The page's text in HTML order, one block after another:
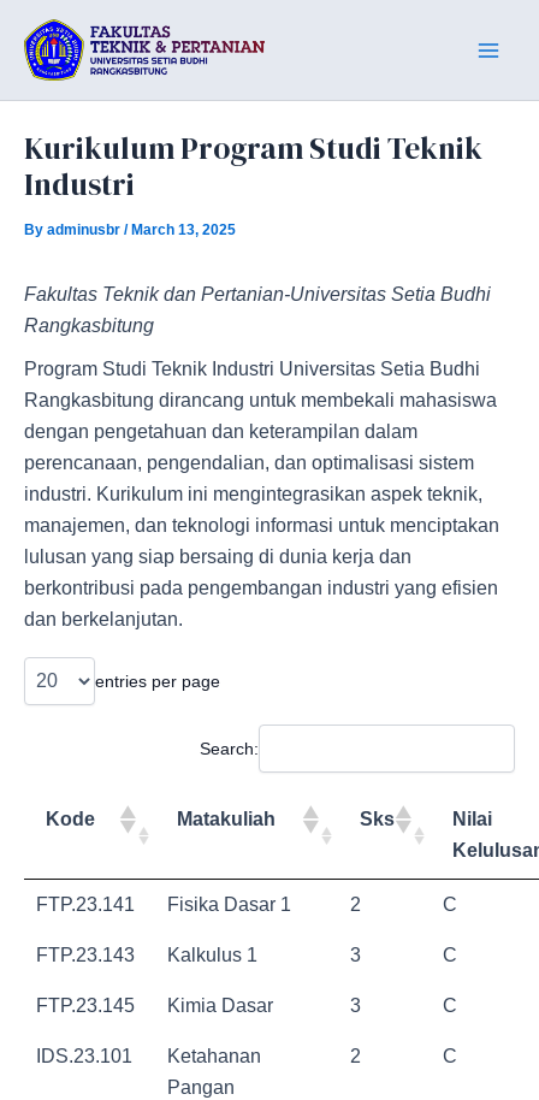
content
Kurikulum Program Studi Teknik
Industri
By adminusbr / March 13, 2025
Fakultas Teknik dan Pertanian-Universitas Setia Budhi
Rangkasbitung
Program Studi Teknik Industri Universitas Setia Budhi
Rangkasbitung dirancang untuk membekali mahasiswa
dengan pengetahuan dan keterampilan dalam
perencanaan, pengendalian, dan optimalisasi sistem
industri. Kurikulum ini mengintegrasikan aspek teknik,
manajemen, dan teknologi informasi untuk menciptakan
lulusan yang siap bersaing di dunia kerja dan
berkontribusi pada pengembangan industri yang efisien
dan berkelanjutan.
entries per page
Search:
Kode Matakuliah Sks
Nilai
FTP.23.141 Fisika Dasar 1 2 C
FTP.23.143 Kalkulus 1 3 C
FTP.23.145 Kimia Dasar 3 C
IDS.23.101
Ketahanan
Pangan
2 C
navigation